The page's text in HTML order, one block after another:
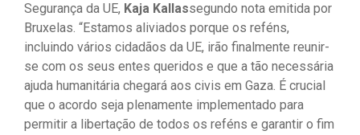
Segurança da UE, Kaja Kallassegundo nota emitida por
Bruxelas. “Estamos aliviados porque os reféns,
incluindo vários cidadãos da UE, irão finalmente reunir-
se com os seus entes queridos e que a tão necessária
ajuda humanitária chegará aos civis em Gaza. É crucial
que o acordo seja plenamente implementado para
permitir a libertação de todos os reféns e garantir o fim